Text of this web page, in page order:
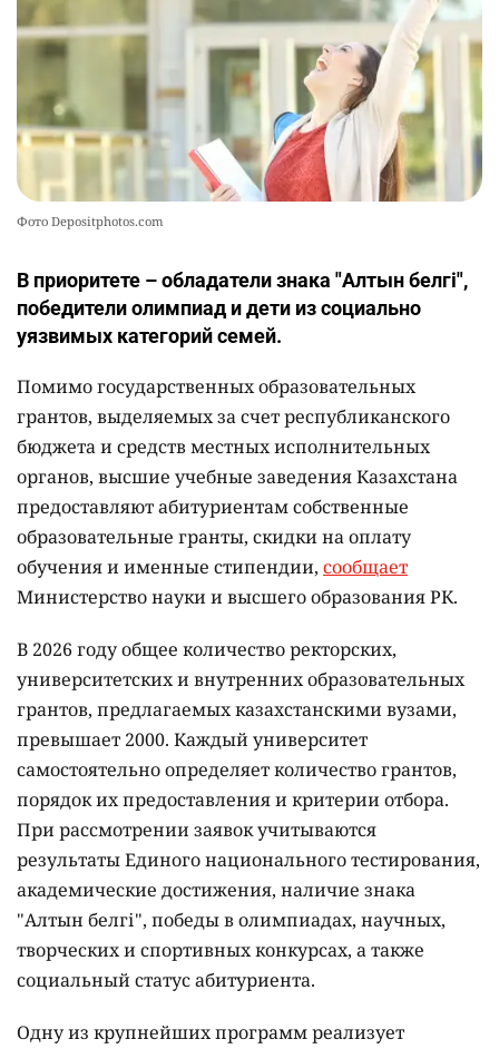
Фото Depositphotos.com
В приоритете – обладатели знака "Алтын белгі",
победители олимпиад и дети из социально
уязвимых категорий семей.
Помимо государственных образовательных
грантов, выделяемых за счет республиканского
бюджета и средств местных исполнительных
органов, высшие учебные заведения Казахстана
предоставляют абитуриентам собственные
образовательные гранты, скидки на оплату
обучения и именные стипендии, сообщает
Министерство науки и высшего образования РК.
В 2026 году общее количество ректорских,
университетских и внутренних образовательных
грантов, предлагаемых казахстанскими вузами,
превышает 2000. Каждый университет
самостоятельно определяет количество грантов,
порядок их предоставления и критерии отбора.
При рассмотрении заявок учитываются
результаты Единого национального тестирования,
академические достижения, наличие знака
"Алтын белгі", победы в олимпиадах, научных,
творческих и спортивных конкурсах, а также
социальный статус абитуриента.
Одну из крупнейших программ реализует